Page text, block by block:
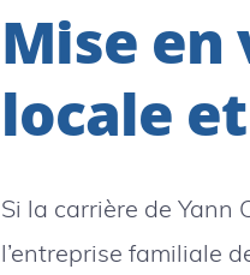
Mise en
locale
Si la carrière de Yann
l’entreprise familiale